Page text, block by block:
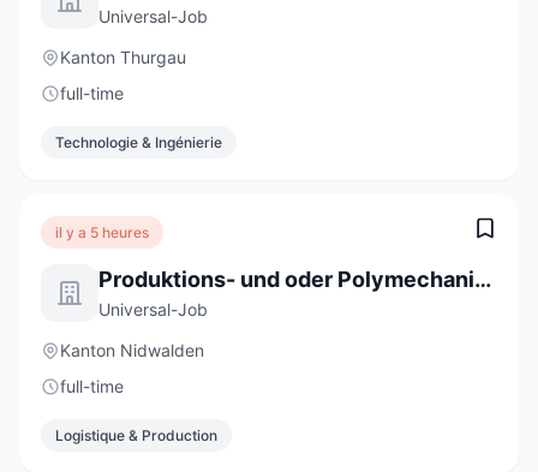
Universal-Job
Kanton Thurgau
full-time
Technologie & Ingénierie
il y a 5 heures
Produktions- und oder Polymechaniker 100% (m/w/d)
Universal-Job
Kanton Nidwalden
full-time
Logistique & Production